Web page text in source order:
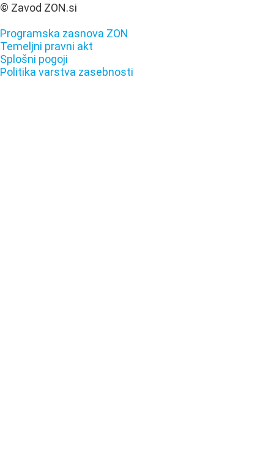
© Zavod ZON.si
Programska zasnova ZON
Temeljni pravni akt
Splošni pogoji
Politika varstva zasebnosti